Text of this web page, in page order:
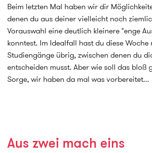
Beim letzten Mal haben wir dir
denen du aus deiner vielleicht noch
Vorauswahl eine deutlich kleinere "enge
konntest. Im Idealfall hast du diese Woche
Studiengänge übrig, zwischen denen du
entscheiden musst. Aber wie soll das bloß
Sorge, wir haben da mal was vorbereitet...
Aus zwei mach eins